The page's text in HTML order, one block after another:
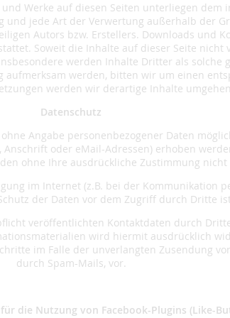
Werke auf diesen Seiten unterliegen dem
und jede Art der Verwertung außerhalb der
Autors bzw. Erstellers. Downloads und
Soweit die Inhalte auf dieser Seite
werden Inhalte Dritter als solche
werden, bitten wir um einen
werden wir derartige Inhalte
Datenschutz
Angabe personenbezogener Daten
oder eMail-Adressen) erhoben
ohne Ihre ausdrückliche Zustimmung
im Internet (z.B. bei der Kommunikation
der Daten vor dem Zugriff durch Dritte
veröffentlichten Kontaktdaten durch
wird hiermit ausdrücklich
im Falle der unverlangten Zusendung
durch Spam-Mails, vor.
die Nutzung von Facebook-Plugins (Like-